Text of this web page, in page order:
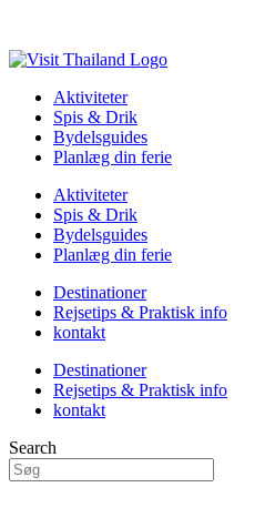
Aktiviteter
Spis & Drik
Bydelsguides
Planlæg din ferie
Aktiviteter
Spis & Drik
Bydelsguides
Planlæg din ferie
Destinationer
Rejsetips & Praktisk info
kontakt
Destinationer
Rejsetips & Praktisk info
kontakt
Search